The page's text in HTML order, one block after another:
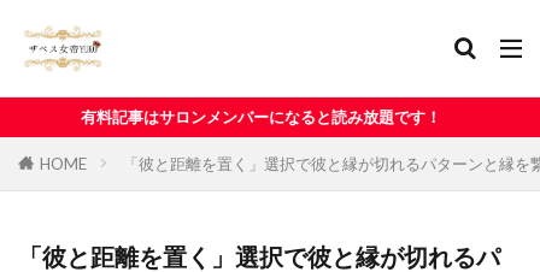
サロンメンバーになると読み放題です！
HOME 「彼と距離を置く」選択で彼と縁が切れるパターンと縁を
「彼と距離を置く」選択で彼と縁が切れるパ